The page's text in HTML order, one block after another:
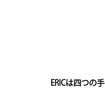
ERICは四つの